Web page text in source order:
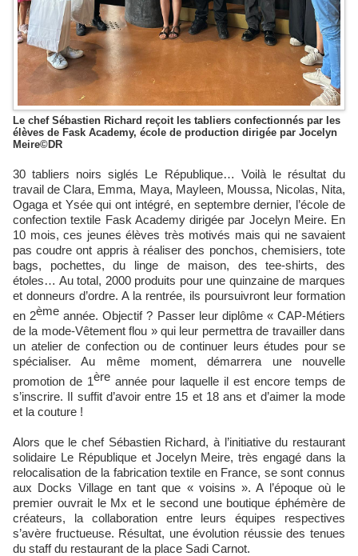
Le chef Sébastien Richard reçoit les tabliers confectionnés par les
élèves de Fask Academy, école de production dirigée par Jocelyn
Meire©DR
30 tabliers noirs siglés Le République… Voilà le résultat du
travail de Clara, Emma, Maya, Mayleen, Moussa, Nicolas, Nita,
Ogaga et Ysée qui ont intégré, en septembre dernier, l’école de
confection textile Fask Academy dirigée par Jocelyn Meire. En
10 mois, ces jeunes élèves très motivés mais qui ne savaient
pas coudre ont appris à réaliser des ponchos, chemisiers, tote
bags, pochettes, du linge de maison, des tee-shirts, des
étoles… Au total, 2000 produits pour une quinzaine de marques
et donneurs d’ordre. A la rentrée, ils poursuivront leur formation
en 2ème année. Objectif ? Passer leur diplôme « CAP-Métiers
de la mode-Vêtement flou » qui leur permettra de travailler dans
un atelier de confection ou de continuer leurs études pour se
spécialiser. Au même moment, démarrera une nouvelle
promotion de 1ère année pour laquelle il est encore temps de
s’inscrire. Il suffit d’avoir entre 15 et 18 ans et d’aimer la mode
et la couture !
Alors que le chef Sébastien Richard, à l’initiative du restaurant
solidaire Le République et Jocelyn Meire, très engagé dans la
relocalisation de la fabrication textile en France, se sont connus
aux Docks Village en tant que « voisins ». A l’époque où le
premier ouvrait le Mx et le second une boutique éphémère de
créateurs, la collaboration entre leurs équipes respectives
s’avère fructueuse. Résultat, une évolution réussie des tenues
du staff du restaurant de la place Sadi Carnot.